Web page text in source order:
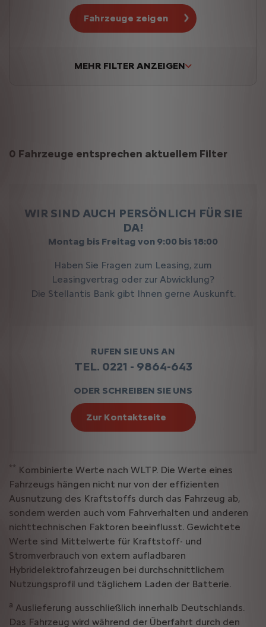
Fahrzeuge zeigen
MEHR FILTER ANZEIGEN
Suchergebnisse
0 Fahrzeuge entsprechen aktuellem Filter
WIR SIND AUCH PERSÖNLICH FÜR SIE
DA!
Montag bis Freitag von 9:00 bis 18:00
Haben Sie Fragen zum Leasing, zum
Leasingvertrag oder zur Abwicklung?
Die Stellantis Bank gibt Ihnen gerne Auskunft.
RUFEN SIE UNS AN
TEL. 0221 - 9864-643
ODER SCHREIBEN SIE UNS
Zur Kontaktseite
** Kombinierte Werte nach WLTP. Die Werte eines
Fahrzeugs hängen nicht nur von der effizienten
Ausnutzung des Kraftstoffs durch das Fahrzeug ab,
sondern werden auch vom Fahrverhalten und anderen
nichttechnischen Faktoren beeinflusst. Gewichtete
Werte sind Mittelwerte für Kraftstoff- und
Stromverbrauch von extern aufladbaren
Hybridelektrofahrzeugen bei durchschnittlichem
Nutzungsprofil und täglichem Laden der Batterie.
a Auslieferung ausschließlich innerhalb Deutschlands.
Das Fahrzeug wird während der Überfahrt durch den